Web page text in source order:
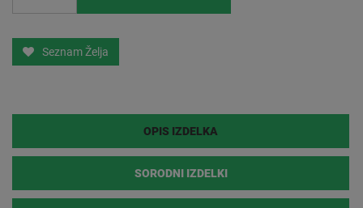
Seznam Želja
OPIS IZDELKA
SORODNI IZDELKI